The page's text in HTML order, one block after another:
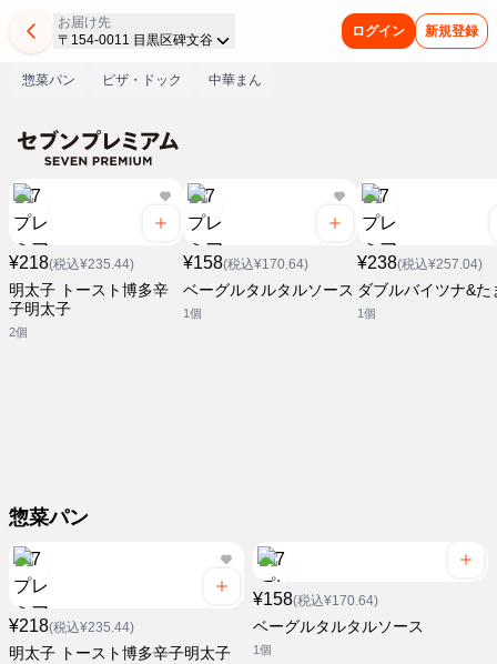
お届け先
〒154-0011 目黒区碑文谷
ログイン 新規登録
惣菜パン ピザ・ドック 中華まん
¥218(税込¥235.44)
明太子 トースト博多辛
子明太子
2個
¥158(税込¥170.64)
ベーグルタルタルソース
1個
¥238(税込¥257.04)
ダブルバイツナ&た
1個
惣菜パン
¥218(税込¥235.44)
明太子 トースト博多辛子明太子
¥158(税込¥170.64)
ベーグルタルタルソース
1個